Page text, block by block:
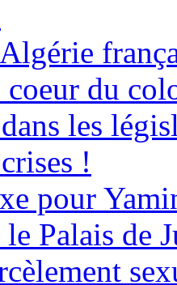
coeur du
les
!
pour
Palais de